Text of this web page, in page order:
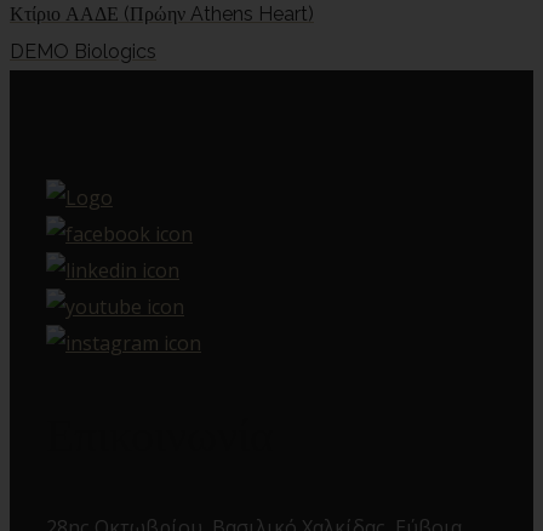
Κτίριο ΑΑΔΕ (Πρώην Athens Heart)
DEMO Biologics